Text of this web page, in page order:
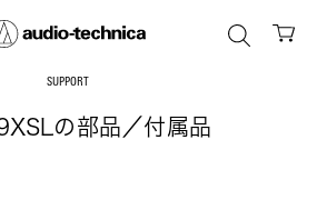
SUPPORT
の部品／付属品